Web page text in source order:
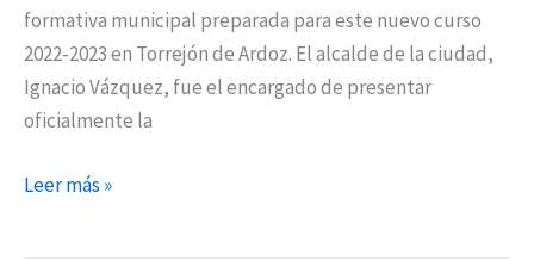
formativa municipal preparada para este nuevo curso
2022-2023 en Torrejón de Ardoz. El alcalde de la ciudad,
Ignacio Vázquez, fue el encargado de presentar
oficialmente la
Leer más »